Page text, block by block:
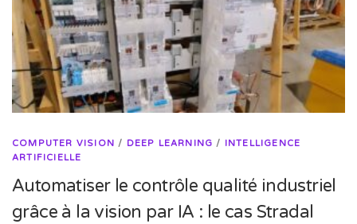
COMPUTER VISION / DEEP LEARNING / INTELLIGENCE
ARTIFICIELLE
Automatiser le contrôle qualité industriel
grâce à la vision par IA : le cas Stradal